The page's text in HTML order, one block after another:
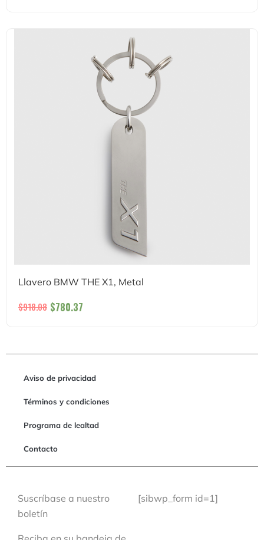
Llavero BMW THE X1, Metal
$918.08 $780.37
Aviso de privacidad
Términos y condiciones
Programa de lealtad
Contacto
Suscríbase a nuestro
boletín
[sibwp_form id=1]